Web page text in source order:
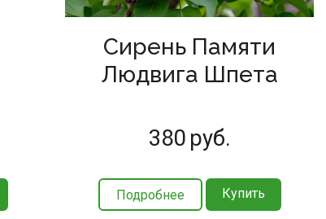
Сирень Памяти
Людвига Шпета
380 руб.
Подробнее Купить